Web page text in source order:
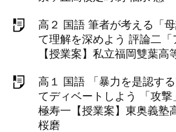
高２ 国語 筆者が考える「
て理解を深めよう 評論二「
【授業案】私立福岡雙葉
高１ 国語 「暴力を是認す
てディベートしよう 「攻
極寿一【授業案】東奥義
桜磨